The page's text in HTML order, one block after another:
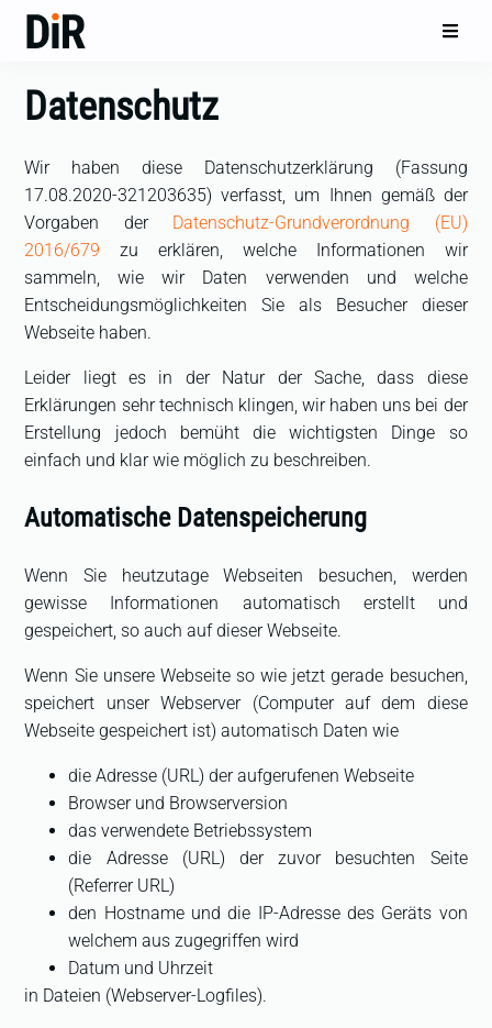
Datenschutz
Wir haben diese Datenschutzerklärung (Fassung
17.08.2020-321203635) verfasst, um Ihnen gemäß der
Vorgaben der Datenschutz-Grundverordnung (EU)
2016/679 zu erklären, welche Informationen wir
sammeln, wie wir Daten verwenden und welche
Entscheidungsmöglichkeiten Sie als Besucher dieser
Webseite haben.
Leider liegt es in der Natur der Sache, dass diese
Erklärungen sehr technisch klingen, wir haben uns bei der
Erstellung jedoch bemüht die wichtigsten Dinge so
einfach und klar wie möglich zu beschreiben.
Automatische Datenspeicherung
Wenn Sie heutzutage Webseiten besuchen, werden
gewisse Informationen automatisch erstellt und
gespeichert, so auch auf dieser Webseite.
Wenn Sie unsere Webseite so wie jetzt gerade besuchen,
speichert unser Webserver (Computer auf dem diese
Webseite gespeichert ist) automatisch Daten wie
die Adresse (URL) der aufgerufenen Webseite
Browser und Browserversion
das verwendete Betriebssystem
die Adresse (URL) der zuvor besuchten Seite
(Referrer URL)
den Hostname und die IP-Adresse des Geräts von
welchem aus zugegriffen wird
Datum und Uhrzeit
in Dateien (Webserver-Logfiles).